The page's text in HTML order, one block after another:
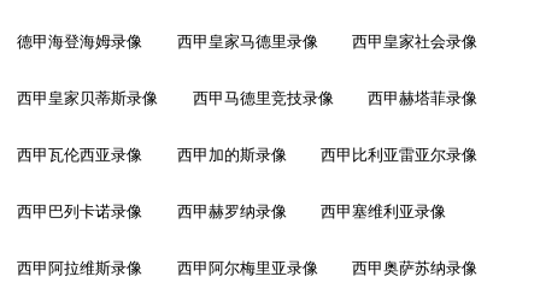
德甲海登海姆录像 西甲皇家马德里录像 西甲皇家社会录像
西甲皇家贝蒂斯录像 西甲马德里竞技录像 西甲赫塔菲录像
西甲瓦伦西亚录像 西甲加的斯录像 西甲比利亚雷亚尔录像
西甲巴列卡诺录像 西甲赫罗纳录像 西甲塞维利亚录像
西甲阿拉维斯录像 西甲阿尔梅里亚录像 西甲奥萨苏纳录像